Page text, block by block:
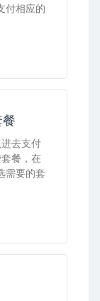
付相应的
去支付
餐，在
需要的套